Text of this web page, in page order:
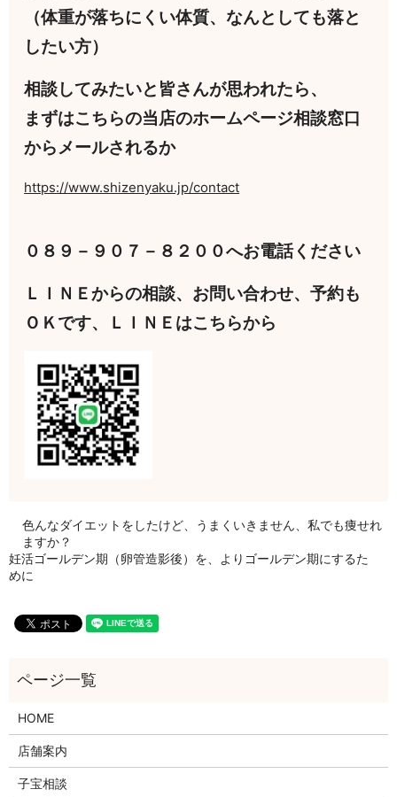
（体重が落ちにくい体質、なんとしても落と
したい方）
相談してみたいと皆さんが思われたら、
まずはこちらの当店のホームページ相談窓口
からメールされるか
https://www.shizenyaku.jp/contact
０８９－９０７－８２００へお電話ください
ＬＩＮＥからの相談、お問い合わせ、予約も
ＯＫです、ＬＩＮＥはこちらから
色んなダイエットをしたけど、うまくいきません、私でも痩せれ
ますか？
妊活ゴールデン期（卵管造影後）を、よりゴールデン期にするた
めに
HOME
店舗案内
子宝相談